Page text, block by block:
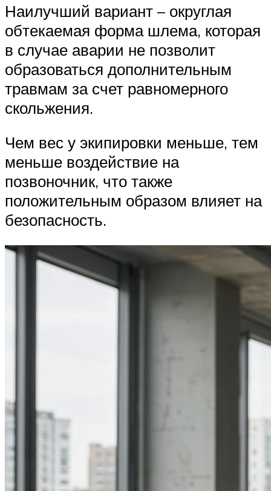
Наилучший вариант – округлая
обтекаемая форма шлема, которая
в случае аварии не позволит
образоваться дополнительным
травмам за счет равномерного
скольжения.
Чем вес у экипировки меньше, тем
меньше воздействие на
позвоночник, что также
положительным образом влияет на
безопасность.